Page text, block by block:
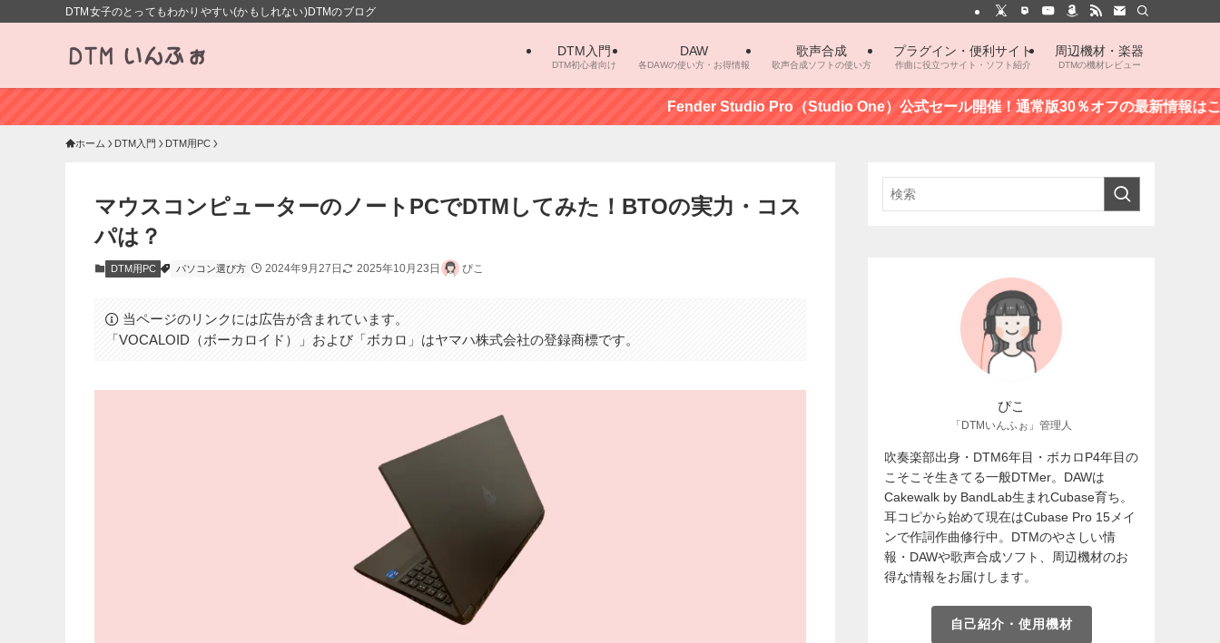
DTM女子のとってもわかりやすい(かもしれない)DTMのブログ
DTM入門
DTM初心者向け
DAW
各DAWの使い方・お得情報
歌声合成
歌声合成ソフトの使い方
プラグイン・便利サイト
作曲に役立つサイト・ソフト紹介
周辺機材・楽器
DTMの機材レビュー
Fender Studio Pro（Studio One）公式セール開催！通常版30％オフの最新情報はこちら
ホーム DTM入門 DTM用PC
マウスコンピューターのノートPCでDTMしてみた！BTOの実力・コス
パは？
DTM用PC パソコン選び方 2024年9月27日 2025年10月23日 ぴこ
当ページのリンクには広告が含まれています。
「VOCALOID（ボーカロイド）」および「ボカロ」はヤマハ株式会社の登録商標です。
ぴこ
「DTMいんふぉ」管理人
吹奏楽部出身・DTM6年目・ボカロP4年目の
こそこそ生きてる一般DTMer。DAWは
Cakewalk by BandLab生まれCubase育ち。
耳コピから始めて現在はCubase Pro 15メイ
ンで作詞作曲修行中。DTMのやさしい情
報・DAWや歌声合成ソフト、周辺機材のお
得な情報をお届けします。
自己紹介・使用機材